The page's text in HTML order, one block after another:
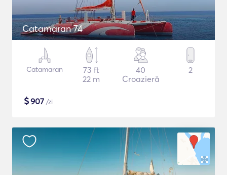
Catamaran 74
Catamaran
73 ft
22 m
40
Croazieră
2
$907 /zi